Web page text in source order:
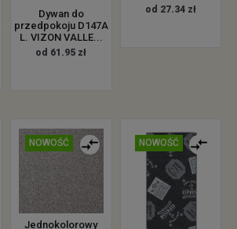
Dywan do
przedpokoju D147A
L. VIZON VALLE...
od 61.95 zł
od 27.34 zł
NOWOŚĆ
Jednokolorowy
NOWOŚĆ